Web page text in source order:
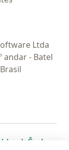
Ltda
andar - Batel
separador
novo
separador
novoabre num
Česko